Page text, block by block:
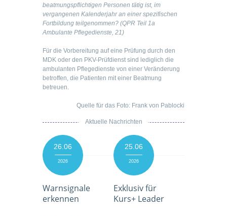
beatmungspflichtigen Personen tätig ist, im
vergangenen Kalenderjahr an einer spezifischen
Fortbildung teilgenommen? (QPR Teil 1a
Ambulante Pflegedienste, 21)
Für die Vorbereitung auf eine Prüfung durch den
MDK oder den PKV-Prüfdienst sind lediglich die
ambulanten Pflegedienste von einer Veränderung
betroffen, die Patienten mit einer Beatmung
betreuen.
Quelle für das Foto: Frank von Pablocki
Aktuelle Nachrichten
26.06
2026
Warnsignale
erkennen
25.06
2026
Exklusiv für
Kurs+ Leader